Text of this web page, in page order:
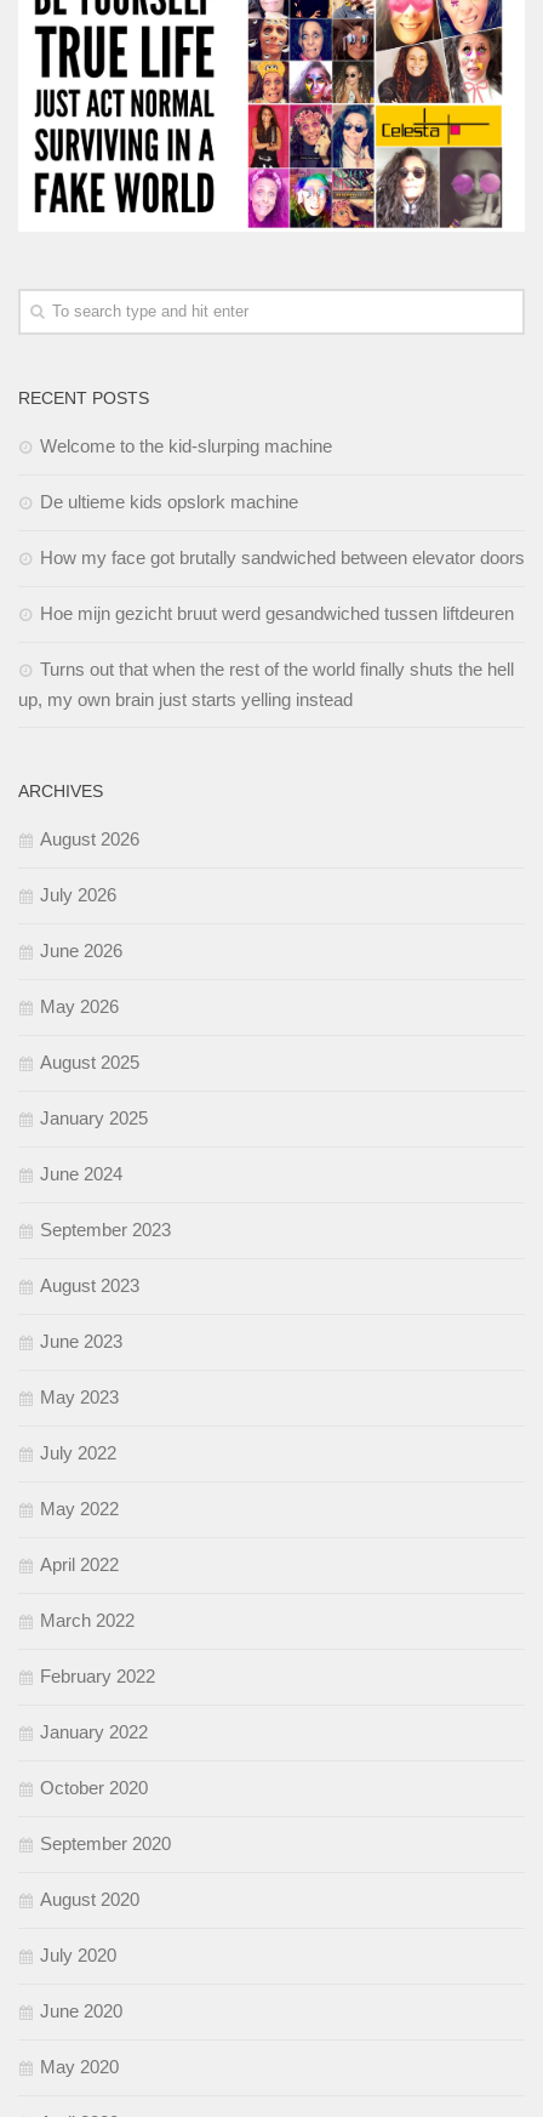
RECENT POSTS
Welcome to the kid-slurping machine
De ultieme kids opslork machine
How my face got brutally sandwiched between elevator doors
Hoe mijn gezicht bruut werd gesandwiched tussen liftdeuren
Turns out that when the rest of the world finally shuts the hell
up, my own brain just starts yelling instead
ARCHIVES
August 2026
July 2026
June 2026
May 2026
August 2025
January 2025
June 2024
September 2023
August 2023
June 2023
May 2023
July 2022
May 2022
April 2022
March 2022
February 2022
January 2022
October 2020
September 2020
August 2020
July 2020
June 2020
May 2020